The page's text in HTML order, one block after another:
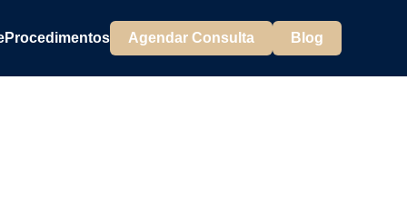
Procedimentos Agendar Consulta Blog